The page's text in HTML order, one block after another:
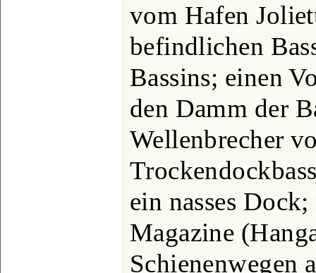
vom Hafen
befindlichen
Bassins; einen
den Damm der
Wellenbrecher
ein nasses
Magazine
Schienenwegen